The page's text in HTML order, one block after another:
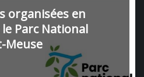
organisées en
Parc National
Meuse